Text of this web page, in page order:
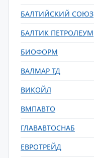
БАЛТИЙСКИЙ СОЮЗ
БАЛТИК ПЕТРОЛЕУМ
БИОФОРМ
ВАЛМАР ТД
ВИКОЙЛ
ВМПАВТО
ГЛАВАВТОСНАБ
ЕВРОТРЕЙД